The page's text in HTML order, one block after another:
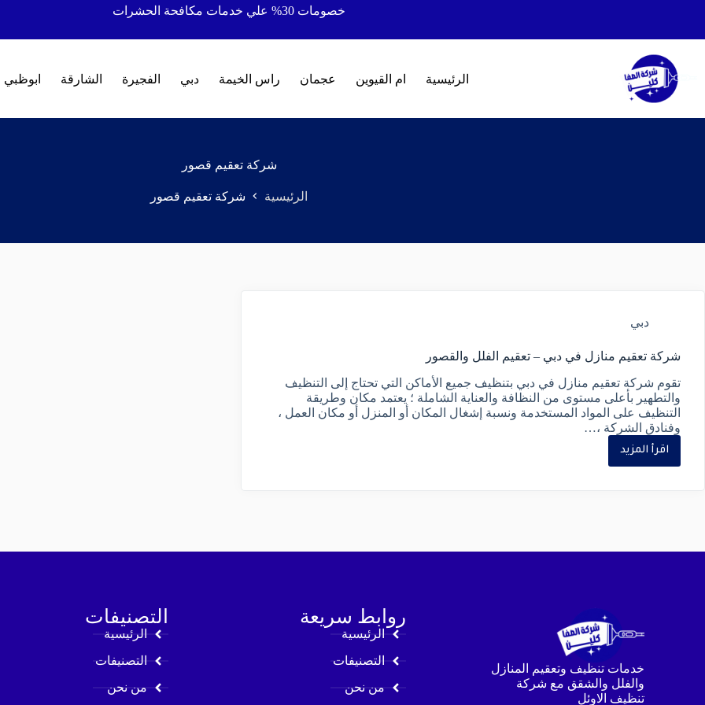
خصومات 30% علي خدمات مكافحة الحشرات
الرئيسية ام القيوين عجمان راس الخيمة دبي الفجيرة الشارقة ابوظبي
شركة تعقيم قصور
الرئيسية شركة تعقيم قصور
دبي
شركة تعقيم منازل في دبي – تعقيم الفلل والقصور
تقوم شركة تعقيم منازل في دبي بتنظيف جميع الأماكن التي تحتاج إلى التنظيف
والتطهير بأعلى مستوى من النظافة والعناية الشاملة ؛ يعتمد مكان وطريقة
التنظيف على المواد المستخدمة ونسبة إشغال المكان أو المنزل أو مكان العمل ،
وفنادق الشركة ،…
اقرأ المزيد
خدمات تنظيف وتعقيم المنازل
والفلل والشقق مع شركة
تنظيف الاوئل
روابط سريعة
الرئيسية
التصنيفات
من نحن
التصنيفات
الرئيسية
التصنيفات
من نحن